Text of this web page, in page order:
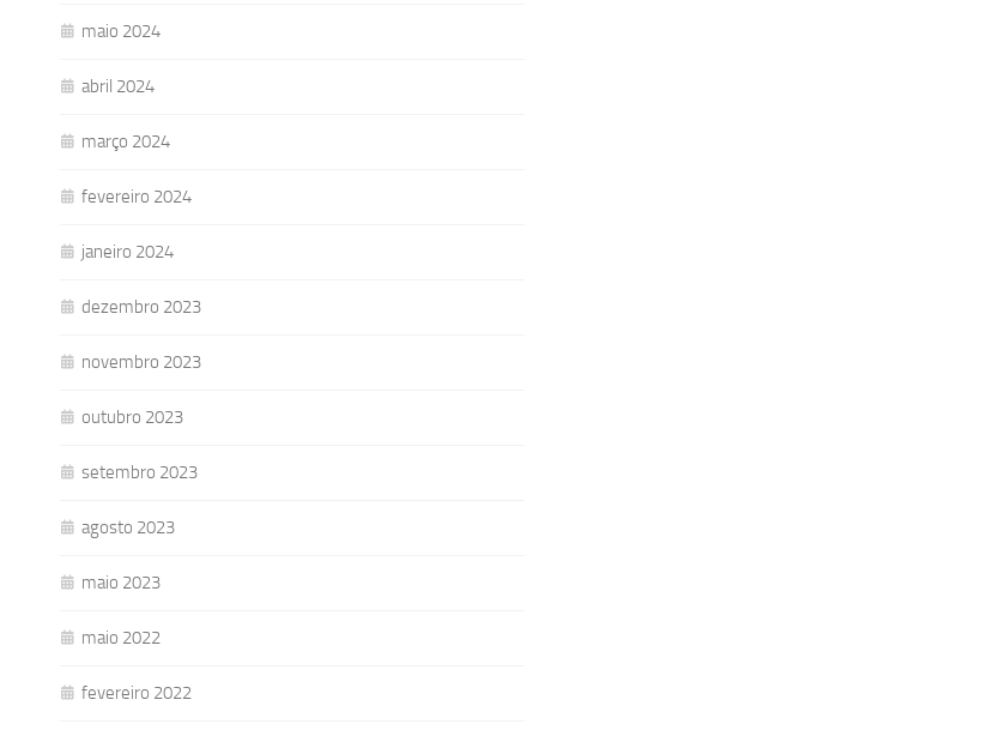
maio 2024
abril 2024
março 2024
fevereiro 2024
janeiro 2024
dezembro 2023
novembro 2023
outubro 2023
setembro 2023
agosto 2023
maio 2023
maio 2022
fevereiro 2022